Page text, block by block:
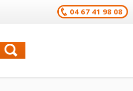
04 67 41 98 08